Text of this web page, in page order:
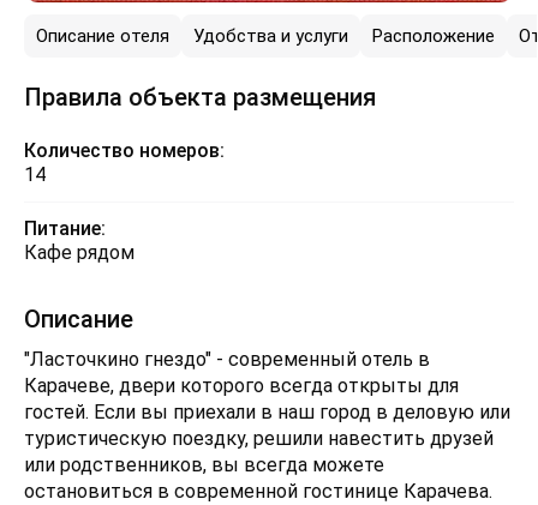
Описание отеля Удобства и услуги Расположение
Правила объекта размещения
Количество номеров:
14
Питание:
Кафе рядом
Описание
"Ласточкино гнездо" - современный отель в
Карачеве, двери которого всегда открыты для
гостей. Если вы приехали в наш город в деловую или
туристическую поездку, решили навестить друзей
или родственников, вы всегда можете
остановиться в современной гостинице Карачева.